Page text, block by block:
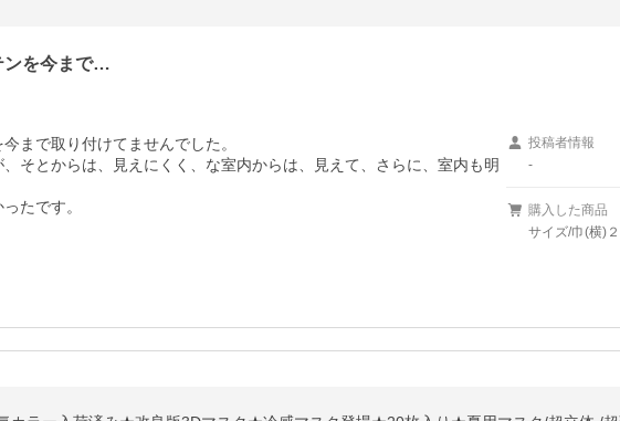
ンを今まで…
まで取り付けてませんでした。
そとからは、見えにくく、な室内からは、見えて、さらに、室内も明
たです。
投稿者情報
-
購入した商品
サイズ/巾(横)